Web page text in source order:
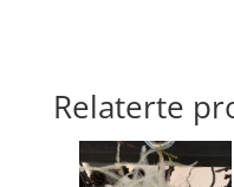
Relaterte